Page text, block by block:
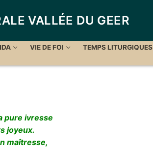
VALLÉE DU GEER
VIE DE FOI TEMPS LITURGIQUES
pure ivresse
joyeux.
maîtresse,